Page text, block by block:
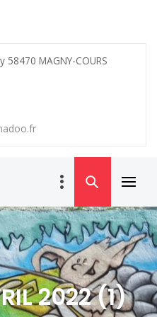
MAGNY-COURS
Menu
2022 (1)